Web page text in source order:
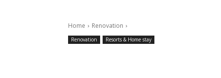
Home Renovation
Renovation Resorts & Home stay